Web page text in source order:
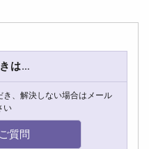
は…
き、解決しない場合はメール
い
質問